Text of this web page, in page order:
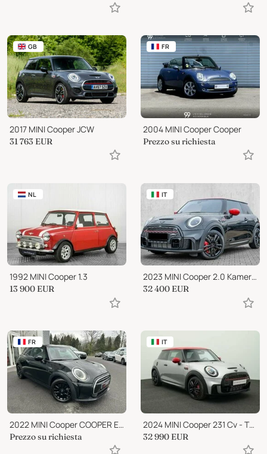
GB
2017 MINI Cooper JCW
31 763 EUR
FR
2004 MINI Cooper Cooper
Prezzo su richiesta
NL
1992 MINI Cooper 1.3
13 900 EUR
IT
2023 MINI Cooper 2.0 Kamera LED ACC
32 400 EUR
FR
2022 MINI Cooper COOPER EDITION CAMPDEN 1.5i 136 BVA F56 LCI
Prezzo su richiesta
IT
2024 MINI Cooper 231 Cv - TRIM LED NAVI APPLE CARPLAY
32 990 EUR